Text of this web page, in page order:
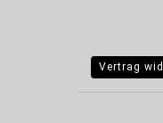
Vertrag